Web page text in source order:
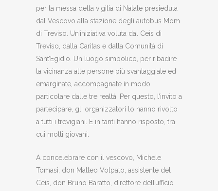
per la messa della vigilia di Natale presieduta
dal Vescovo alla stazione degli autobus Mom
di Treviso. Un’iniziativa voluta dal Ceis di
Treviso, dalla Caritas e dalla Comunità di
Sant’Egidio. Un luogo simbolico, per ribadire
la vicinanza alle persone più svantaggiate ed
emarginate, accompagnate in modo
particolare dalle tre realtà. Per questo, l’invito a
partecipare, gli organizzatori lo hanno rivolto
a tutti i trevigiani. E in tanti hanno risposto, tra
cui molti giovani.
A concelebrare con il vescovo, Michele
Tomasi, don Matteo Volpato, assistente del
Ceis, don Bruno Baratto, direttore dell’ufficio